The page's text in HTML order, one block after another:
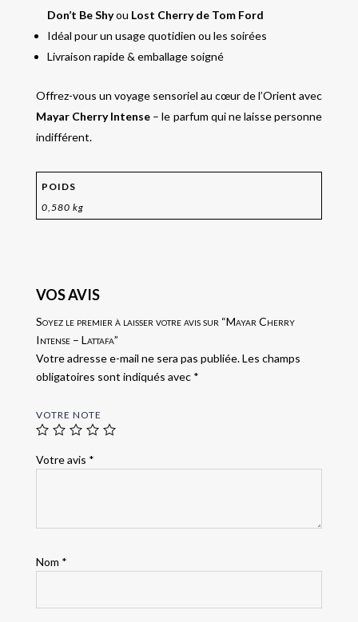
Don’t Be Shyou Lost Cherry de Tom Ford
Idéal pour un usage quotidien ou les soirées
Livraison rapide & emballage soigné
Offrez-vous un voyage sensoriel au cœur de l’Orient avec
Mayar Cherry Intense – le parfum qui ne laisse personne
indifférent.
POIDS
0,580 kg
VOS AVIS
Soyez le premier à laisser votre avis sur “Mayar Cherry
Intense – Lattafa”
Votre adresse e-mail ne sera pas publiée.Les champs
obligatoires sont indiqués avec *
VOTRE NOTE
Votre avis *
Nom *